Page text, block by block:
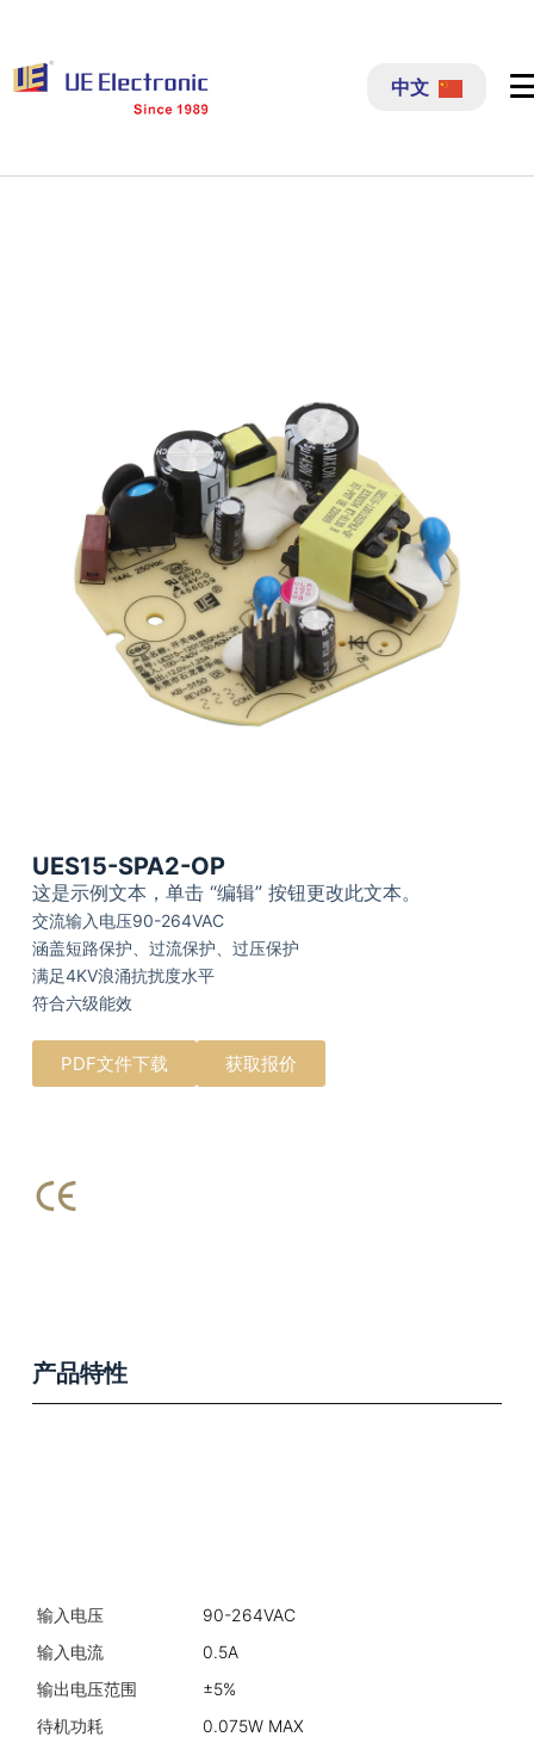
过
内
中文
UES15-SPA2-OP
这是示例文本，单击 “编辑” 按钮更改此文本。
交流输入电压90-264VAC
涵盖短路保护、过流保护、过压保护
满足4KV浪涌抗扰度水平
符合六级能效
PDF文件下载 获取报价
产品特性
输入电压 90-264VAC
输入电流
0.5A
输出电压范围
±5%
待机功耗
0.075W MAX